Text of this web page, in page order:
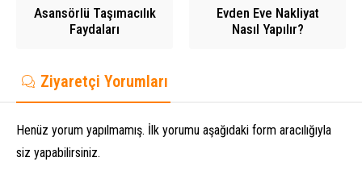
Asansörlü Taşımacılık
Faydaları
Evden Eve Nakliyat
Nasıl Yapılır?
Ziyaretçi Yorumları
Henüz yorum yapılmamış. İlk yorumu aşağıdaki form aracılığıyla
siz yapabilirsiniz.